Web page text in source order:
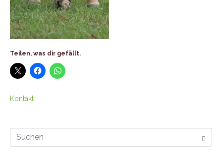
Teilen, was dir gefällt.
Kontakt